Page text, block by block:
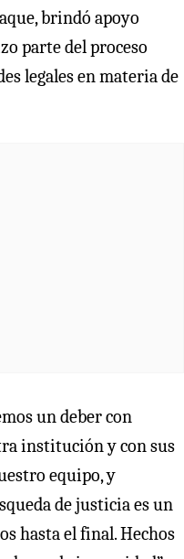
brindó apoyo
parte del proceso
legales en materia de
un deber con
institución y con sus
equipo, y
de justicia es un
hasta el final. Hechos